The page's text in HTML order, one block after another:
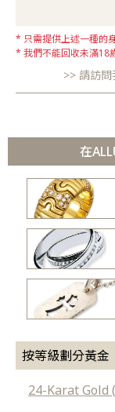
只需提供上述一種的
我們不能回收未滿18
請訪問
在
按等級劃分黃金
24-Karat Gold